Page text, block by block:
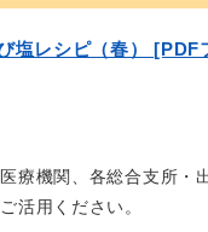
塩レシピ（春） [PDF
療機関、各総合支所・
活用ください。